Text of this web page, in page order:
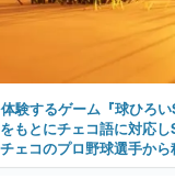
験するゲーム『球ひろ
もとにチェコ語に対応
ェコのプロ野球選手か